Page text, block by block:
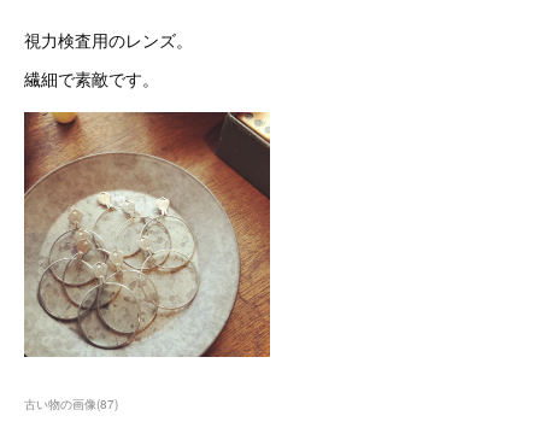
視力検査用のレンズ。
繊細で素敵です。
古い物の画像(87)